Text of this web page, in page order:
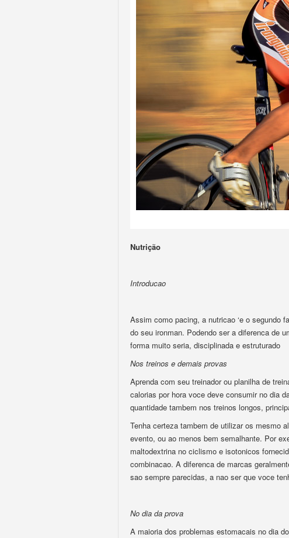
Nutrição
Introducao
Assim como pacing, a nutricao ‘e o segundo
do seu ironman. Podendo ser a diferenca de
forma muito seria, disciplinada e estruturado
Nos treinos e demais provas
Aprenda com seu treinador ou planilha de
calorias por hora voce deve consumir no dia
quantidade tambem nos treinos longos,
Tenha certeza tambem de utilizar os mesmo
evento, ou ao menos bem semalhante. Por
maltodextrina no ciclismo e isotonicos
combinacao. A diferenca de marcas
sao sempre parecidas, a nao ser que voce
No dia da prova
A maioria dos problemas estomacais no dia